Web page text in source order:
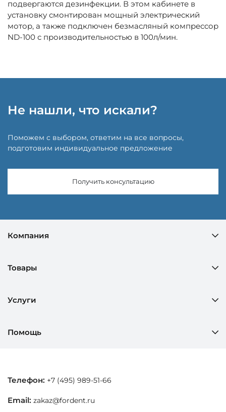
подвергаются дезинфекции. В этом кабинете в
установку смонтирован мощный электрический
мотор, а также подключен безмасляный компрессор
ND-100 с производительностью в 100л/мин.
Не нашли, что искали?
Поможем с выбором, ответим на все вопросы,
подготовим индивидуальное предложение
Получить консультацию
Компания
Товары
Услуги
Помощь
Телефон: +7 (495) 989-51-66
Email: zakaz@fordent.ru